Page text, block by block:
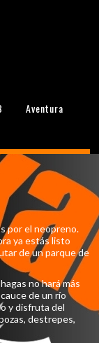
Aventura
por el neopreno.
ya estás listo
de un parque de
no hará más
de un río
y disfruta del
destrepes,